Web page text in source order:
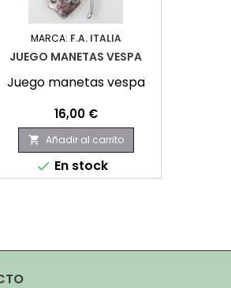
MARCA: F.A. ITALIA
JUEGO MANETAS VESPA
Juego manetas vespa
Precio
16,00 €
 Añadir al carrito
 En stock